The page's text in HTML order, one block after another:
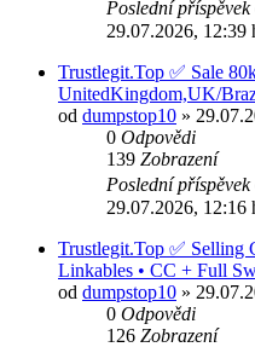
Poslední příspěvek
29.07.2026, 12:39
Trustlegit.Top ✅ Sale
UnitedKingdom,UK/
od dumpstop10 »
0 Odpovědi
139 Zobrazení
Poslední příspěvek
29.07.2026, 12:16
Trustlegit.Top ✅ Selling
Linkables • CC + Full
od dumpstop10 »
0 Odpovědi
126 Zobrazení